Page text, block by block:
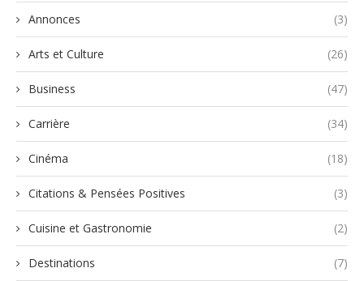
Annonces (3)
Arts et Culture (26)
Business (47)
Carrière (34)
Cinéma (18)
Citations & Pensées Positives (3)
Cuisine et Gastronomie (2)
Destinations (7)